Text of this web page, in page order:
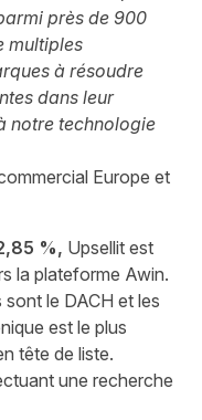
près de 900
multiples
à résoudre
dans leur
notre technologie
Europe et
%, Upsellit est
la plateforme Awin.
le DACH et les
est le plus
tête de liste.
une recherche